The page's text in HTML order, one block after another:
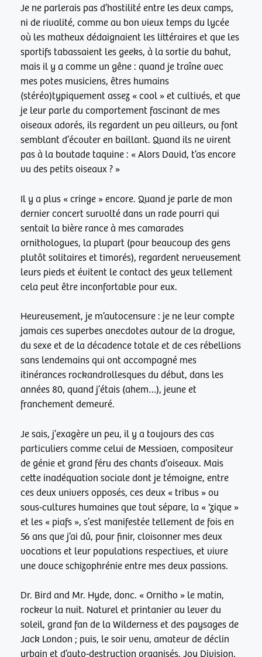
Je ne parlerais pas d’hostilité entre les deux camps,
ni de rivalité, comme au bon vieux temps du lycée
où les matheux dédaignaient les littéraires et que les
sportifs tabassaient les geeks, à la sortie du bahut,
mais il y a comme un gêne : quand je traîne avec
mes potes musiciens, êtres humains
(stéréo)typiquement assez « cool » et cultivés, et que
je leur parle du comportement fascinant de mes
oiseaux adorés, ils regardent un peu ailleurs, ou font
semblant d’écouter en baillant. Quand ils ne virent
pas à la boutade taquine : « Alors David, t’as encore
vu des petits oiseaux ? »
Il y a plus « cringe » encore. Quand je parle de mon
dernier concert survolté dans un rade pourri qui
sentait la bière rance à mes camarades
ornithologues, la plupart (pour beaucoup des gens
plutôt solitaires et timorés), regardent nerveusement
leurs pieds et évitent le contact des yeux tellement
cela peut être inconfortable pour eux.
Heureusement, je m’autocensure : je ne leur compte
jamais ces superbes anecdotes autour de la drogue,
du sexe et de la décadence totale et de ces rébellions
sans lendemains qui ont accompagné mes
itinérances rockandrollesques du début, dans les
années 80, quand j’étais (ahem…), jeune et
franchement demeuré.
Je sais, j’exagère un peu, il y a toujours des cas
particuliers comme celui de Messiaen, compositeur
de génie et grand féru des chants d’oiseaux. Mais
cette inadéquation sociale dont je témoigne, entre
ces deux univers opposés, ces deux « tribus » ou
sous-cultures humaines que tout sépare, la « ‘zique »
et les « piafs », s’est manifestée tellement de fois en
56 ans que j’ai dû, pour finir, cloisonner mes deux
vocations et leur populations respectives, et vivre
une douce schizophrénie entre mes deux passions.
Dr. Bird and Mr. Hyde, donc. « Ornitho » le matin,
rockeur la nuit. Naturel et printanier au lever du
soleil, grand fan de la Wilderness et des paysages de
Jack London ; puis, le soir venu, amateur de déclin
urbain et d’auto-destruction organisés. Joy Division,